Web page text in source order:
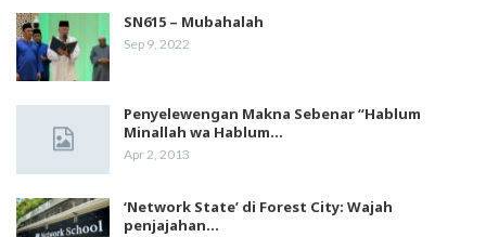
SN615 – Mubahalah
Sep 9, 2022
Penyelewengan Makna Sebenar “Hablum
Minallah wa Hablum…
Apr 2, 2013
‘Network State’ di Forest City: Wajah
penjajahan…